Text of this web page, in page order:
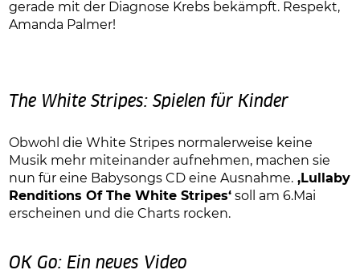
gerade mit der Diagnose Krebs bekämpft. Respekt,
Amanda Palmer!
The White Stripes: Spielen für Kinder
Obwohl die White Stripes normalerweise keine
Musik mehr miteinander aufnehmen, machen sie
nun für eine Babysongs CD eine Ausnahme. ‚Lullaby
Renditions Of The White Stripes‘ soll am 6.Mai
erscheinen und die Charts rocken.
OK Go: Ein neues Video